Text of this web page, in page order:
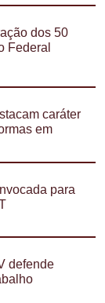
dos 50
Federal
caráter
em
para
defende